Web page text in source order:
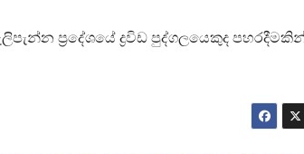
ප්‍රදේශයේ ද්‍රවිඩ පුද්ගලයෙකුද